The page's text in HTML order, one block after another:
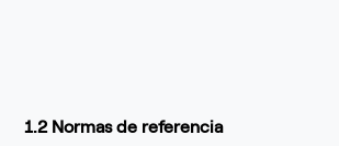
1.2 Normas de referencia